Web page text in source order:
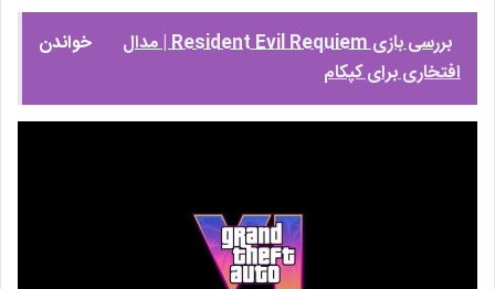
خواندن
بررسی بازی Resident Evil Requiem | مدال
افتخاری برای کپکام